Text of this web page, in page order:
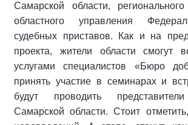
Самарской области,
областного управления
судебных приставов. Как и на
проекта, жители области смогут
услугами специалистов «Бюро
принять участие в семинарах и
будут проводить
Самарской области. Стоит